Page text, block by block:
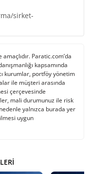
sirket-
Paratic.com’da
kapsamında
kurumlar, portföy yönetim
ile müşteri arasında
çerçevesinde
mali durumunuz ile risk
yalnızca burada yer
uygun